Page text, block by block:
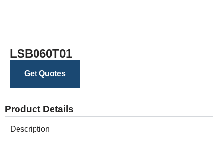
LSB060T01
Get Quotes
Product Details
Description